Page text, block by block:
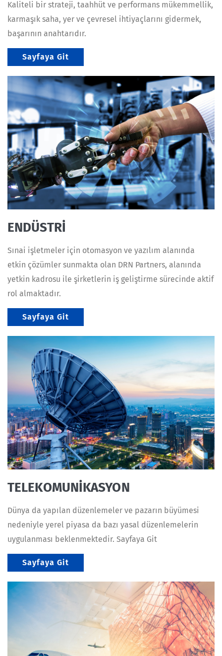
Kaliteli bir strateji, taahhüt ve performans mükemmellik,
karmaşık saha, yer ve çevresel ihtiyaçlarını gidermek,
başarının anahtarıdır.
Sayfaya Git
ENDÜSTRİ
Sınai işletmeler için otomasyon ve yazılım alanında
etkin çözümler sunmakta olan DRN Partners, alanında
yetkin kadrosu ile şirketlerin iş geliştirme sürecinde aktif
rol almaktadır.
Sayfaya Git
TELEKOMUNİKASYON
Dünya da yapılan düzenlemeler ve pazarın büyümesi
nedeniyle yerel piyasa da bazı yasal düzenlemelerin
uygulanması beklenmektedir. Sayfaya Git
Sayfaya Git